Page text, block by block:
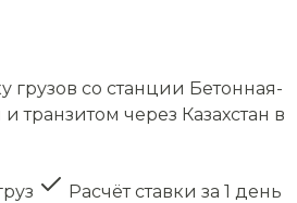
грузов со станции Бетонная-
и транзитом через Казахстан в
Расчёт ставки за 1 день